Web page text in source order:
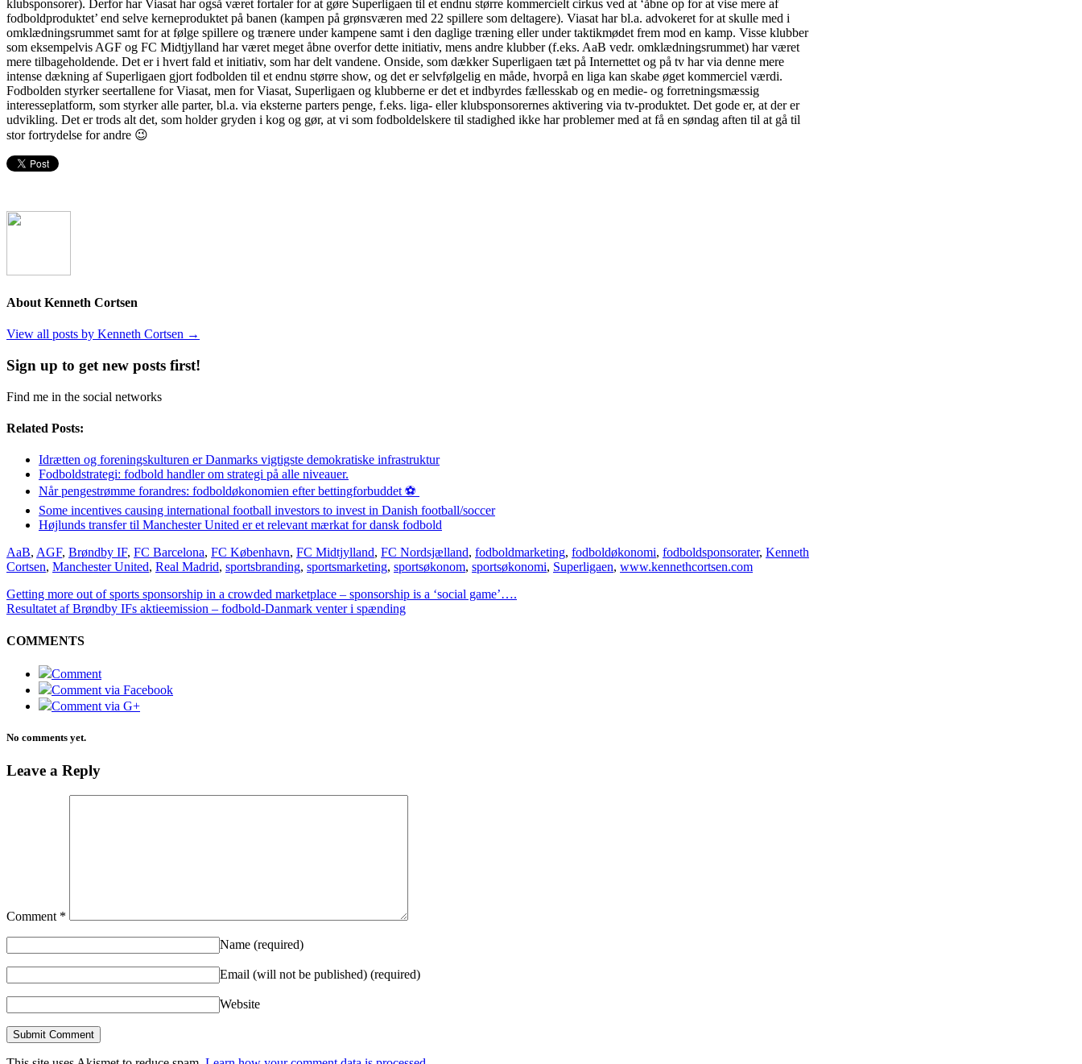
klubsponsorer). Derfor har Viasat har også været fortaler for at gøre Superligaen til et endnu større kommercielt cirkus ved at ‘åbne op for at vise mere af
fodboldproduktet’ end selve kerneproduktet på banen (kampen på grønsværen med 22 spillere som deltagere). Viasat har bl.a. advokeret for at skulle med i
omklædningsrummet samt for at følge spillere og trænere under kampene samt i den daglige træning eller under taktikmødet frem mod en kamp. Visse klubber
som eksempelvis AGF og FC Midtjylland har været meget åbne overfor dette initiativ, mens andre klubber (f.eks. AaB vedr. omklædningsrummet) har været
mere tilbageholdende. Det er i hvert fald et initiativ, som har delt vandene. Onside, som dækker Superligaen tæt på Internettet og på tv har via denne mere
intense dækning af Superligaen gjort fodbolden til et endnu større show, og det er selvfølgelig en måde, hvorpå en liga kan skabe øget kommerciel værdi.
Fodbolden styrker seertallene for Viasat, men for Viasat, Superligaen og klubberne er det et indbyrdes fællesskab og en medie- og forretningsmæssig
interesseplatform, som styrker alle parter, bl.a. via eksterne parters penge, f.eks. liga- eller klubsponsorernes aktivering via tv-produktet. Det gode er, at der er
udvikling. Det er trods alt det, som holder gryden i kog og gør, at vi som fodboldelskere til stadighed ikke har problemer med at få en søndag aften til at gå til
stor fortrydelse for andre 😉
About Kenneth Cortsen
View all posts by Kenneth Cortsen →
Sign up to get new posts first!
Find me in the social networks
Related Posts:
Idrætten og foreningskulturen er Danmarks vigtigste demokratiske infrastruktur
Fodboldstrategi: fodbold handler om strategi på alle niveauer.
Når pengestrømme forandres: fodboldøkonomien efter bettingforbuddet ⚽️
Some incentives causing international football investors to invest in Danish football/soccer
Højlunds transfer til Manchester United er et relevant mærkat for dansk fodbold
AaB, AGF, Brøndby IF, FC Barcelona, FC København, FC Midtjylland, FC Nordsjælland, fodboldmarketing, fodboldøkonomi, fodboldsponsorater, Kenneth
Cortsen, Manchester United, Real Madrid, sportsbranding, sportsmarketing, sportsøkonom, sportsøkonomi, Superligaen, www.kennethcortsen.com
Getting more out of sports sponsorship in a crowded marketplace – sponsorship is a ‘social game’….
Resultatet af Brøndby IFs aktieemission – fodbold-Danmark venter i spænding
COMMENTS
Comment
Comment via Facebook
Comment via G+
No comments yet.
Leave a Reply
Comment *
Name (required)
Email (will not be published) (required)
Website